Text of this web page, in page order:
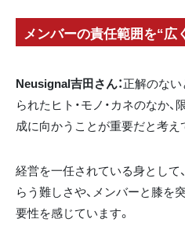
メンバーの責任範囲を“広
Neusignal吉田さん：正解のない
られたヒト・モノ・カネのなか
成に向かうことが重要だと考え
経営を一任されている身として
らう難しさや、メンバーと膝を
要性を感じています。